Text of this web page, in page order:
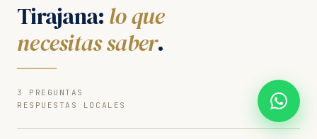
Tirajana: lo que
necesitas saber.
3 PREGUNTAS
RESPUESTAS LOCALES